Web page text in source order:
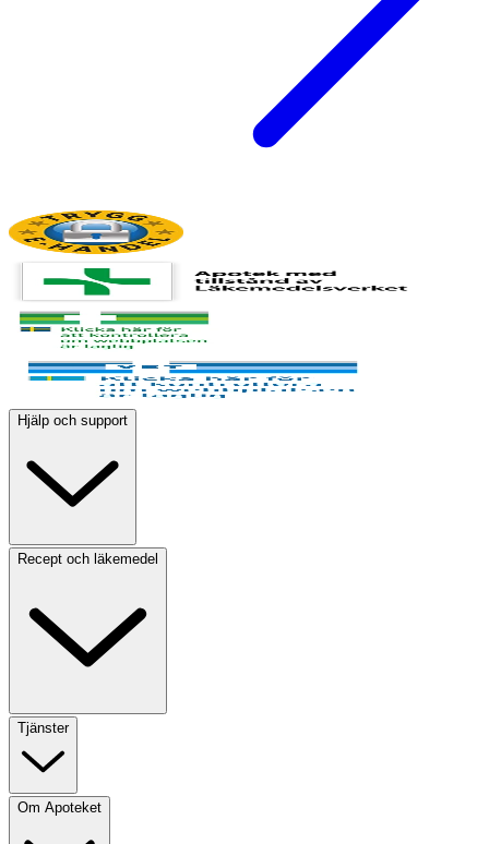
Hjälp och support
Recept och läkemedel
Tjänster
Om Apoteket